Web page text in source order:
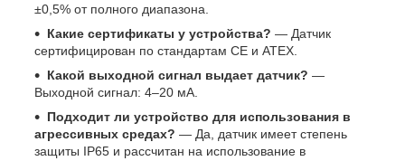
±0,5% от полного диапазона.
Какие сертификаты у устройства? — Датчик
сертифицирован по стандартам CE и ATEX.
Какой выходной сигнал выдает датчик? —
Выходной сигнал: 4–20 мА.
Подходит ли устройство для использования в
агрессивных средах? — Да, датчик имеет степень
защиты IP65 и рассчитан на использование в